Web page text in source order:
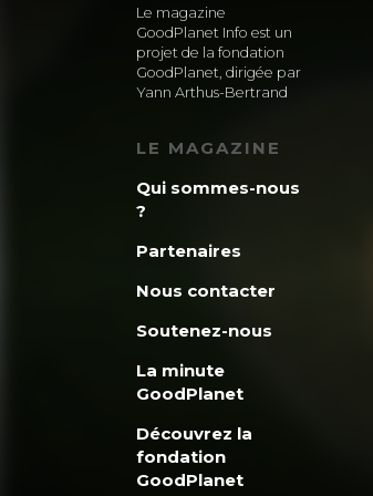
Le magazine
GoodPlanet Info est un
projet de la fondation
GoodPlanet, dirigée par
Yann Arthus-Bertrand
LE MAGAZINE
Qui sommes-nous
?
Partenaires
Nous contacter
Soutenez-nous
La minute
GoodPlanet
Découvrez la
fondation
GoodPlanet